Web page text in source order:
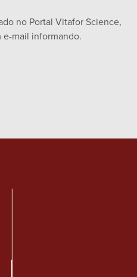
no Portal Vitafor Science,
mail informando.